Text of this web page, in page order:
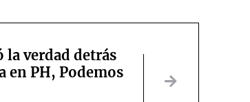
la verdad detrás
en PH, Podemos